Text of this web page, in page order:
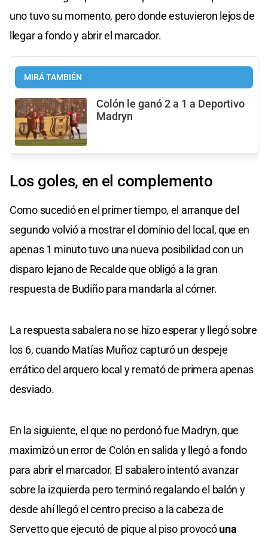
uno tuvo su momento, pero donde estuvieron lejos de
llegar a fondo y abrir el marcador.
MIRÁ TAMBIÉN
Colón le ganó 2 a 1 a Deportivo
Madryn
Los goles, en el complemento
Como sucedió en el primer tiempo, el arranque del
segundo volvió a mostrar el dominio del local, que en
apenas 1 minuto tuvo una nueva posibilidad con un
disparo lejano de Recalde que obligó a la gran
respuesta de Budiño para mandarla al córner.
La respuesta sabalera no se hizo esperar y llegó sobre
los 6, cuando Matías Muñoz capturó un despeje
errático del arquero local y remató de primera apenas
desviado.
En la siguiente, el que no perdonó fue Madryn, que
maximizó un error de Colón en salida y llegó a fondo
para abrir el marcador. El sabalero intentó avanzar
sobre la izquierda pero terminó regalando el balón y
desde ahí llegó el centro preciso a la cabeza de
Servetto que ejecutó de pique al piso provocóuna